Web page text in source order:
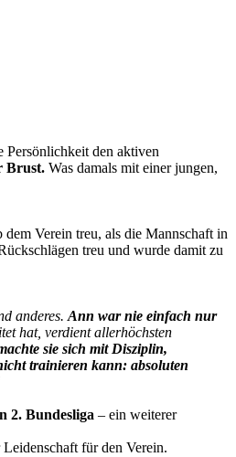
Persönlichkeit den aktiven
Brust. Was damals mit einer jungen,
Verein treu, als die Mannschaft in
treu und wurde damit zu
anderes. Ann war nie einfach nur
hat, verdient allerhöchsten
sie sich mit Disziplin,
trainieren kann: absoluten
2. Bundesliga – ein weiterer
für den Verein.